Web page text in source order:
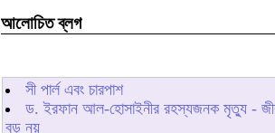
আলোচিত ব্লগ
সী পার্ল এবং চারপাশ
ড. ইরফান আল-হোসাইনীর রহস্যজনক মৃত্যু -
বড় নয়